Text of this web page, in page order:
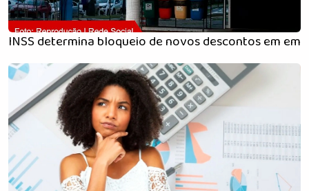
INSS determina bloqueio de novos descontos em